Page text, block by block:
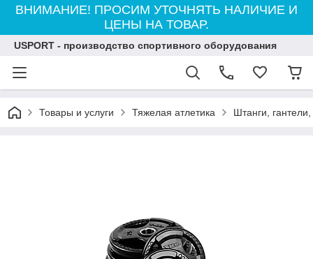
ВНИМАНИЕ! ПРОСИМ УТОЧНЯТЬ НАЛИЧИЕ И
ЦЕНЫ НА ТОВАР.
USPORT - производство спортивного оборудования
Товары и услуги Тяжелая атлетика Штанги,